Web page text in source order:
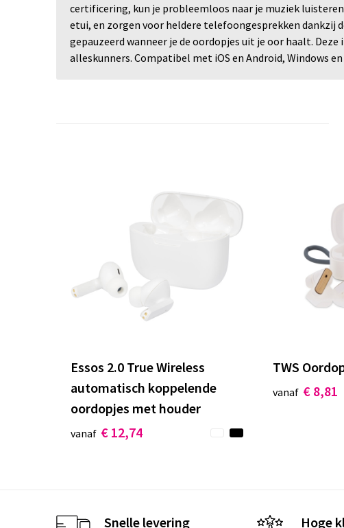
certificering, kun je probleemloos naar je muziek
etui, en zorgen voor heldere telefoongesprekken dankzij
gepauzeerd wanneer je de oordopjes uit je oor haalt.
alleskunners. Compatibel met iOS en Android, Windows en
Essos 2.0 True Wireless
automatisch koppelende
oordopjes met houder
vanaf € 12,74
TWS
vanaf € 8,81
Snelle levering Hoge